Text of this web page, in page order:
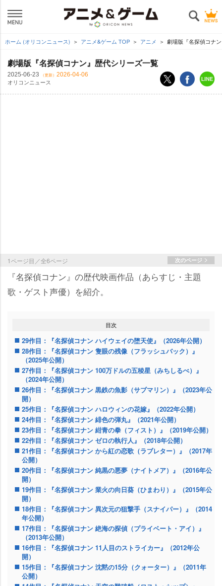
ホーム (オリコンニュース) アニメ&ゲーム TOP アニメ 劇場版『名探偵コナ
劇場版『名探偵コナン』歴代シリーズ一覧
2025-06-23 （更新） 2026-04-06
オリコンニュース
1ページ目／全6ページ 次のページ
『名探偵コナン』の歴代映画作品（あらすじ・主題
歌・ゲスト声優）を紹介。
目次
29作目：『名探偵コナン ハイウェイの堕天使』（2026年公開）
28作目：『名探偵コナン 隻眼の残像（フラッシュバック）』
（2025年公開）
27作目：『名探偵コナン 100万ドルの五稜星（みちしるべ）』
（2024年公開）
26作目：『名探偵コナン 黒鉄の魚影（サブマリン）』（2023年公
開）
25作目：『名探偵コナン ハロウィンの花嫁』（2022年公開）
24作目：『名探偵コナン 緋色の弾丸』（2021年公開）
23作目：『名探偵コナン 紺青の拳（フィスト）』（2019年公開）
22作目：『名探偵コナン ゼロの執行人』（2018年公開）
21作目：『名探偵コナン から紅の恋歌（ラブレター）』（2017年
公開）
20作目：『名探偵コナン 純黒の悪夢（ナイトメア）』（2016年公
開）
19作目：『名探偵コナン 業火の向日葵（ひまわり）』（2015年公
開）
18作目：『名探偵コナン 異次元の狙撃手（スナイパー）』（2014
年公開）
17作目：『名探偵コナン 絶海の探偵（プライベート・アイ）』
（2013年公開）
16作目：『名探偵コナン 11人目のストライカー』（2012年公
開）
15作目：『名探偵コナン 沈黙の15分（クォーター）』（2011年
公開）